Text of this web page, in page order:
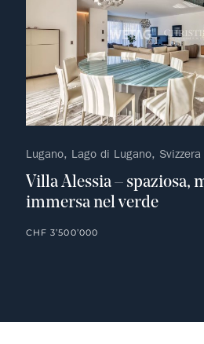
Lugano, Lago di Lugano,
Villa Alessia – spaziosa,
immersa nel verde
CHF 3’500’000